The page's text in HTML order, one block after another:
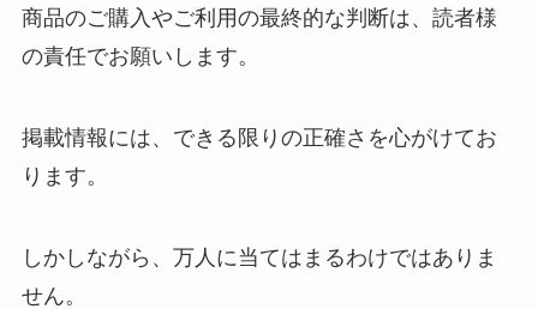
商品のご購入やご利用の最終的な判断は、読者様
の責任でお願いします。
掲載情報には、できる限りの正確さを心がけてお
ります。
しかしながら、万人に当てはまるわけではありま
せん。